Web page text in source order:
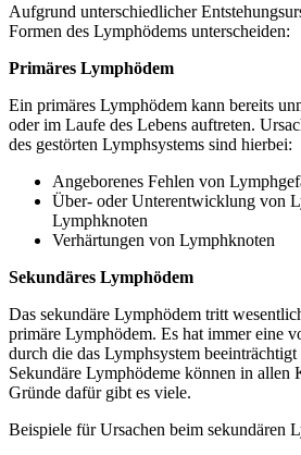
Aufgrund unterschiedlicher
Formen des Lymphödems unterscheiden:
Primäres Lymphödem
Ein primäres Lymphödem kann bereits
oder im Laufe des Lebens auftreten.
des gestörten Lymphsystems sind hierbei:
Angeborenes Fehlen von
Über- oder Unterentwicklung von
Lymphknoten
Verhärtungen von Lymphknoten
Sekundäres Lymphödem
Das sekundäre Lymphödem tritt
primäre Lymphödem. Es hat immer eine
durch die das Lymphsystem
Sekundäre Lymphödeme können in allen
Gründe dafür gibt es viele.
Beispiele für Ursachen beim sekundären